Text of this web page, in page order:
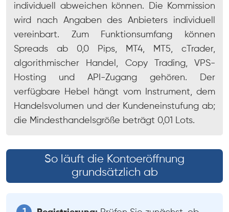
individuell abweichen können. Die Kommission
wird nach Angaben des Anbieters individuell
vereinbart. Zum Funktionsumfang können
Spreads ab 0,0 Pips, MT4, MT5, cTrader,
algorithmischer Handel, Copy Trading, VPS-
Hosting und API-Zugang gehören. Der
verfügbare Hebel hängt vom Instrument, dem
Handelsvolumen und der Kundeneinstufung ab;
die Mindesthandelsgröße beträgt 0,01 Lots.
So läuft die Kontoeröffnung
grundsätzlich ab